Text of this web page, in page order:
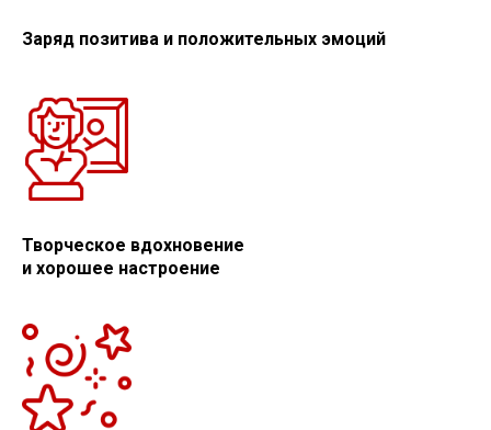
Заряд позитива и положительных эмоций
Творческое вдохновение
и хорошее настроение